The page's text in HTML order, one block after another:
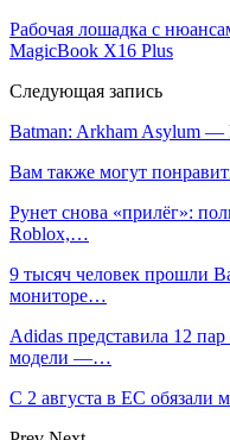
Рабочая лошадка с
MagicBook X16 Plus
Следующая запись
Batman: Arkham Asylum —
Вам также могут
Рунет снова «прилёг»:
Roblox,…
9 тысяч человек прошли
мониторе…
Adidas представила 12
модели —…
С 2 августа в ЕС обязали